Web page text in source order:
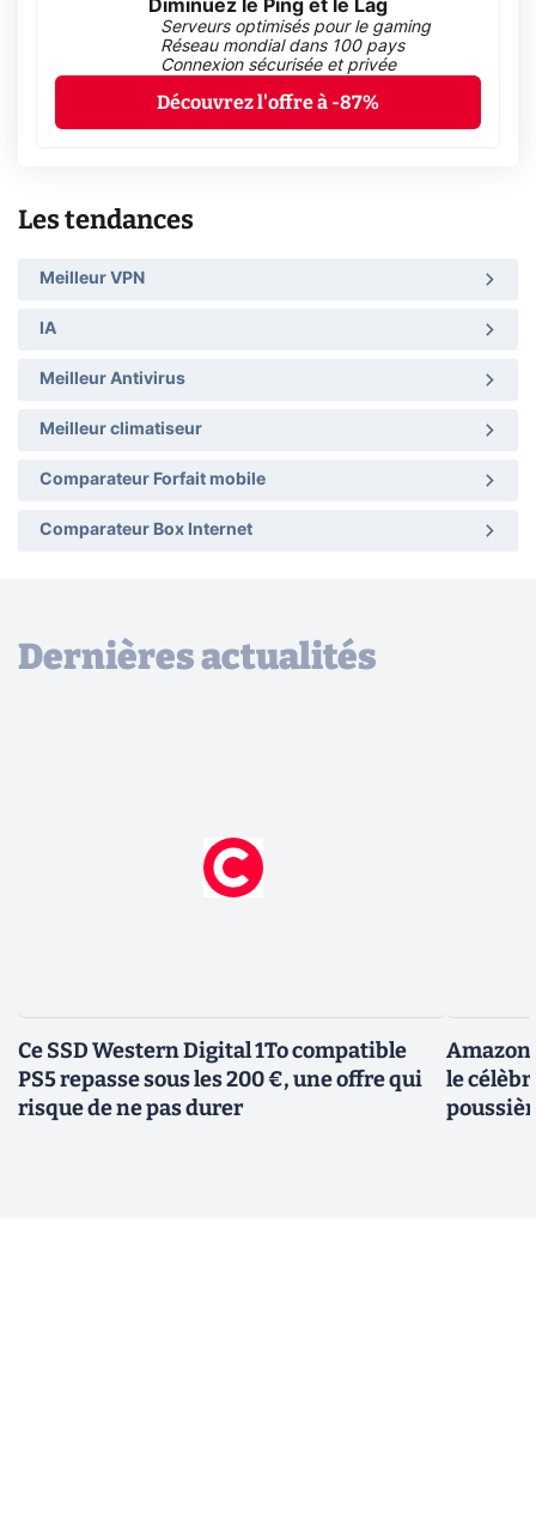
Diminuez le Ping et le Lag
Serveurs optimisés pour le gaming
Réseau mondial dans 100 pays
Connexion sécurisée et privée
Découvrez l'offre à -87%
Les tendances
Meilleur VPN
IA
Meilleur Antivirus
Meilleur climatiseur
Comparateur Forfait mobile
Comparateur Box Internet
Dernières actualités
Ce SSD Western Digital 1To compatible
PS5 repasse sous les 200 €, une offre qui
risque de ne pas durer
Amazon
le